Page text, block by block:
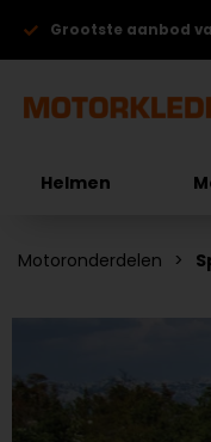
Grootste aanbod
Helmen
Motoronderdelen